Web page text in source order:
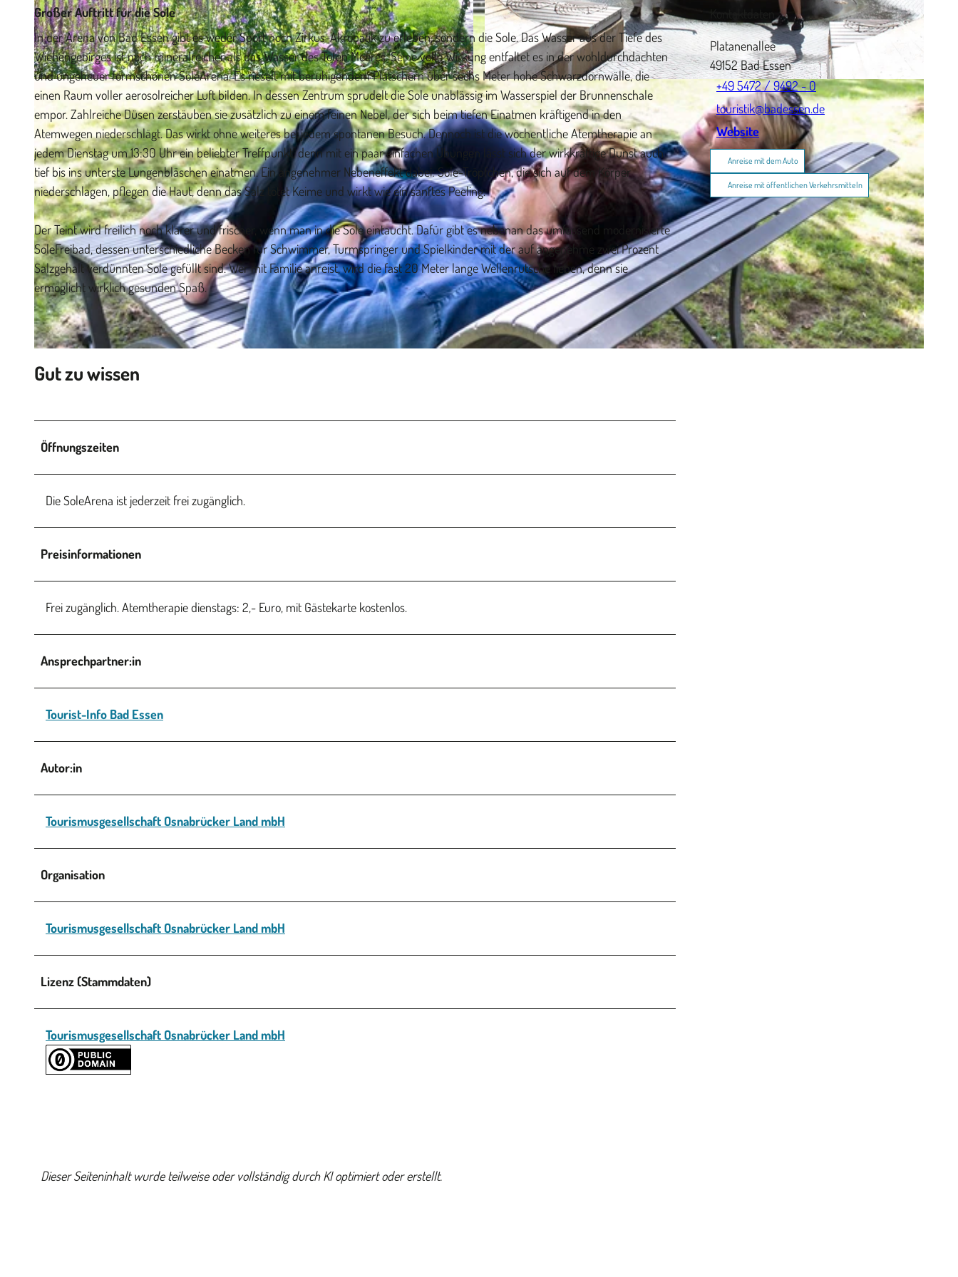
CC-BY-SA ©CC-BY-SA
Großer Auftritt für die Sole
In der Arena von Bad Essen gibt es weder Sport noch Zirkus-Akrobatik zu erleben, sondern die Sole. Das Wasser aus der Tiefe des
Wiehengebirges ist noch mineralreicher als das Wasser des Toten Meeres. Seine volle Wirkung entfaltet es in der wohldurchdachten
und ungeheuer formschönen SoleArena. Es rieselt mit beruhigendem Plätschern über sechs Meter hohe Schwarzdornwälle, die
einen Raum voller aerosolreicher Luft bilden. In dessen Zentrum sprudelt die Sole unablässig im Wasserspiel der Brunnenschale
empor. Zahlreiche Düsen zerstäuben sie zusätzlich zu einem feinen Nebel, der sich beim tiefen Einatmen kräftigend in den
Atemwegen niederschlägt. Das wirkt ohne weiteres bei jedem spontanen Besuch. Dennoch ist die wöchentliche Atemtherapie an
jedem Dienstag um 13:30 Uhr ein beliebter Treffpunkt, denn mit ein paar einfachen Übungen lässt sich der wirkkräftige Dunst auch
tief bis ins unterste Lungenbläschen einatmen. Ein angenehmer Nebeneffekt dabei: Sole-Tröpfchen, die sich auf dem Körper
niederschlagen, pflegen die Haut, denn das Salz tötet Keime und wirkt wie ein sanftes Peeling.
Der Teint wird freilich noch klarer und frischer, wenn man in die Sole eintaucht. Dafür gibt es nebenan das umfassend modernisierte
SoleFreibad, dessen unterschiedliche Becken für Schwimmer, Turmspringer und Spielkinder mit der auf angenehme zwei Prozent
Salzgehalt verdünnten Sole gefüllt sind. Wer mit Familie anreist, wird die fast 20 Meter lange Wellenrutsche lieben, denn sie
ermöglicht wirklich gesunden Spaß.
Gut zu wissen
Öffnungszeiten
Die SoleArena ist jederzeit frei zugänglich.
Preisinformationen
Frei zugänglich. Atemtherapie dienstags: 2,- Euro, mit Gästekarte kostenlos.
Ansprechpartner:in
Tourist-Info Bad Essen
Autor:in
Tourismusgesellschaft Osnabrücker Land mbH
Organisation
Tourismusgesellschaft Osnabrücker Land mbH
Lizenz (Stammdaten)
Tourismusgesellschaft Osnabrücker Land mbH
Dieser Seiteninhalt wurde teilweise oder vollständig durch KI optimiert oder erstellt.
Platanenallee
49152Bad Essen
+49 5472 / 9492 - 0
touristik@badessen.de
Website
Anreise mit dem Auto
Anreise mit öffentlichen Verkehrsmitteln